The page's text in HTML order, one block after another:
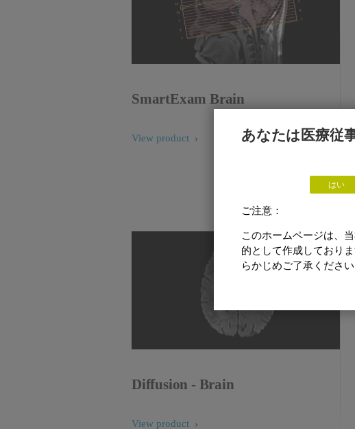
あなたは医療従
はい
ご注意：
このホームページは、
的として作成しており
らかじめご了承ください
SmartExam Brain
View product
Diffusion - Brain
View product